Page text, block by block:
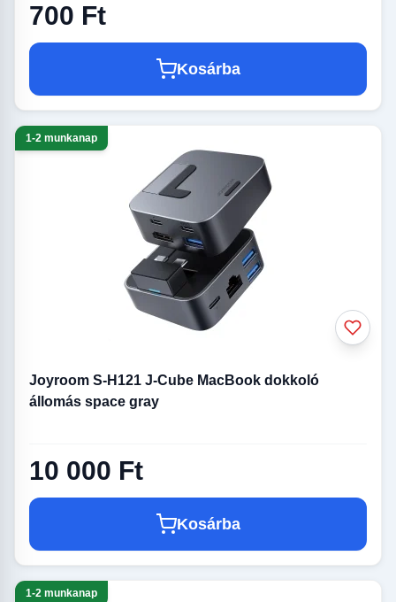
700 Ft
Kosárba
1-2 munkanap
Joyroom S-H121 J-Cube MacBook dokkoló
állomás space gray
10 000 Ft
Kosárba
1-2 munkanap